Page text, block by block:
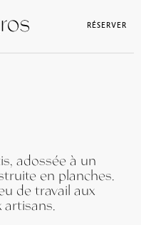
RÉSERVER
adossée à un
en planches.
de travail aux
artisans.